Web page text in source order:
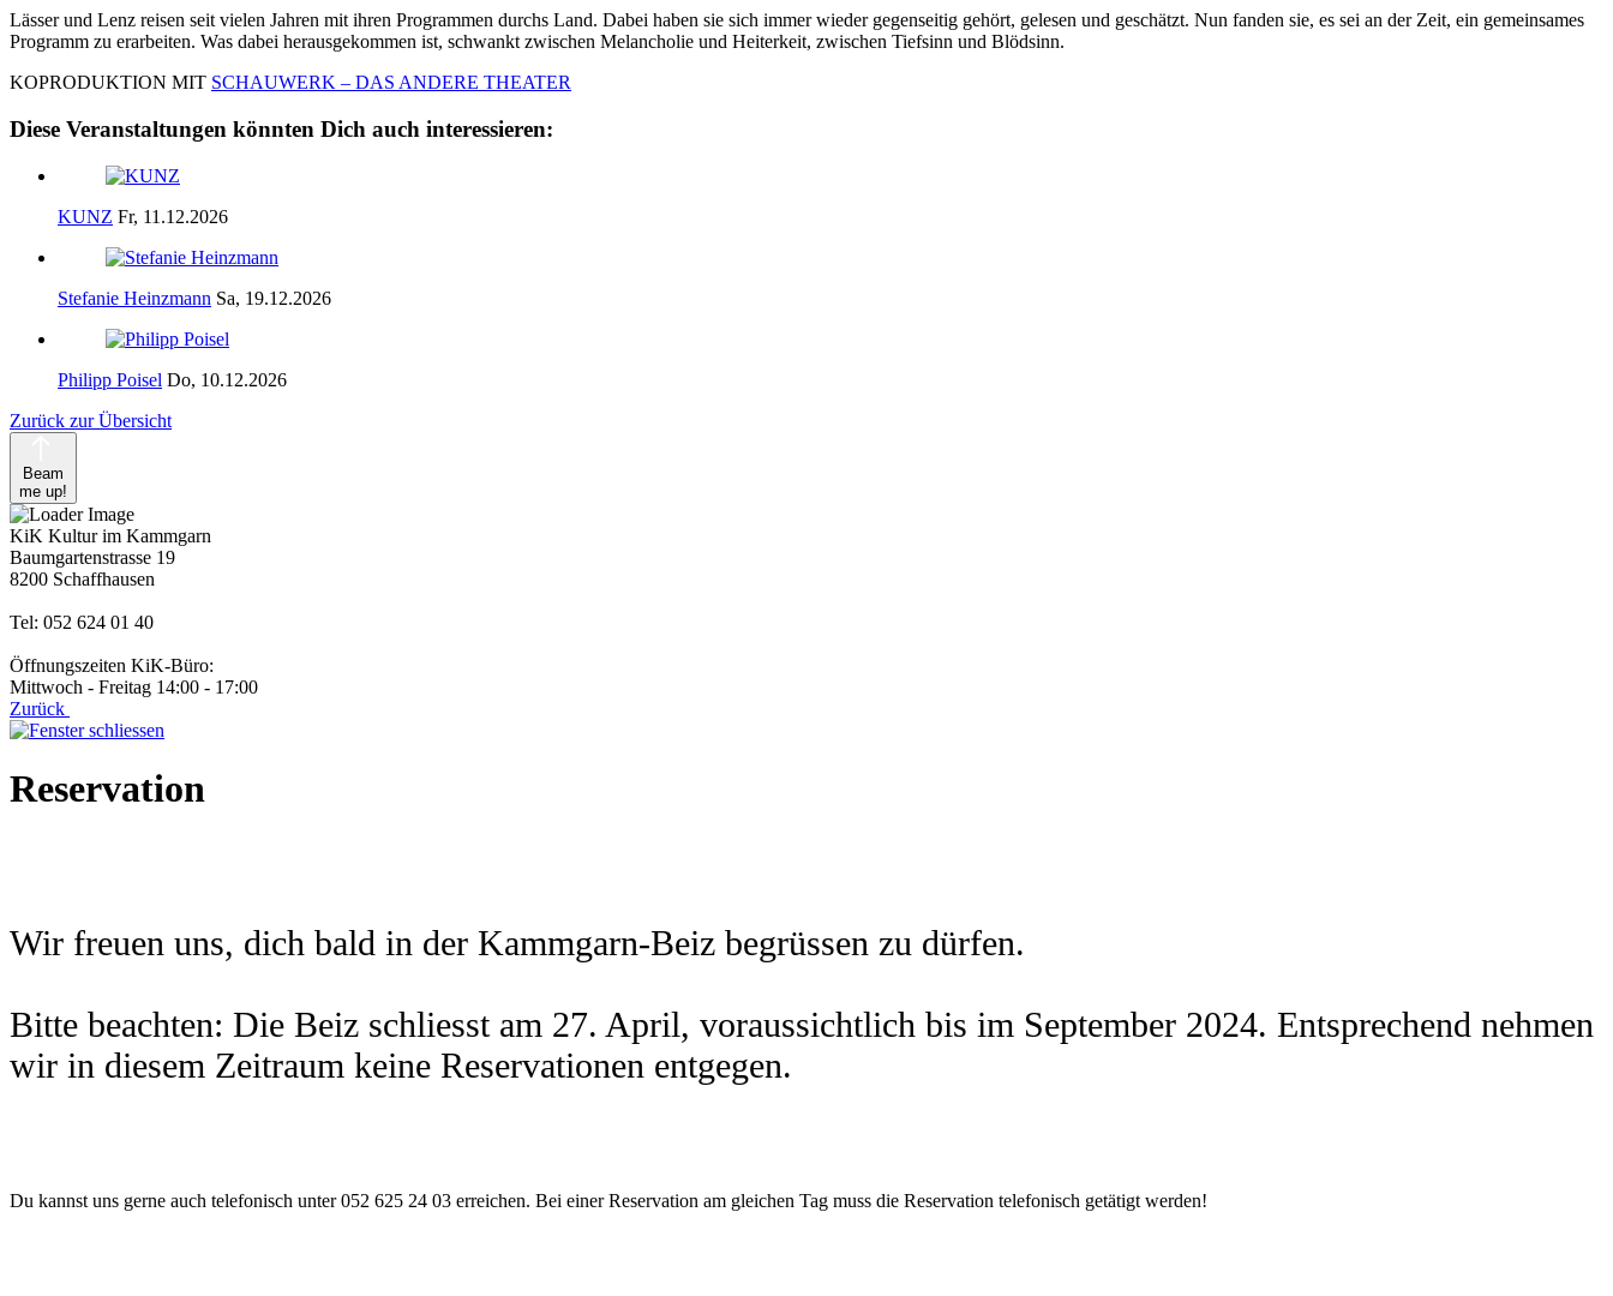
Lässer und Lenz reisen seit vielen Jahren mit ihren Programmen durchs Land. Dabei haben sie sich immer wieder gegenseitig gehört, gelesen und geschätzt. Nun fanden sie, es sei an der Zeit, ein gemeinsames
Programm zu erarbeiten. Was dabei herausgekommen ist, schwankt zwischen Melancholie und Heiterkeit, zwischen Tiefsinn und Blödsinn.
KOPRODUKTION MIT SCHAUWERK – DAS ANDERE THEATER
Diese Veranstaltungen könnten Dich auch interessieren:
KUNZ Fr, 11.12.2026
Stefanie Heinzmann Sa, 19.12.2026
Philipp Poisel Do, 10.12.2026
Zurück zur Übersicht
Beam
me up!
KiK Kultur im Kammgarn
Baumgartenstrasse 19
8200 Schaffhausen
Tel: 052 624 01 40
Öffnungszeiten KiK-Büro:
Mittwoch - Freitag 14:00 - 17:00
Zurück
Reservation
Wir freuen uns, dich bald in der Kammgarn-Beiz begrüssen zu dürfen.
Bitte beachten: Die Beiz schliesst am 27. April, voraussichtlich bis im September 2024. Entsprechend nehmen
wir in diesem Zeitraum keine Reservationen entgegen.
Du kannst uns gerne auch telefonisch unter 052 625 24 03 erreichen. Bei einer Reservation am gleichen Tag muss die Reservation telefonisch getätigt werden!